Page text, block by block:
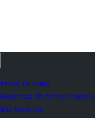
Enviar un tema
Empresas de temas
Mis favoritos